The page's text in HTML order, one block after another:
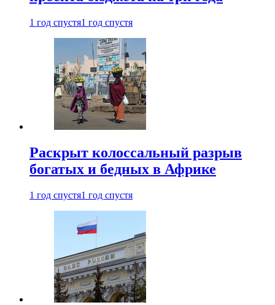
1 год спустя1 год спустя
Раскрыт колоссальный разрыв
богатых и бедных в Африке
1 год спустя1 год спустя